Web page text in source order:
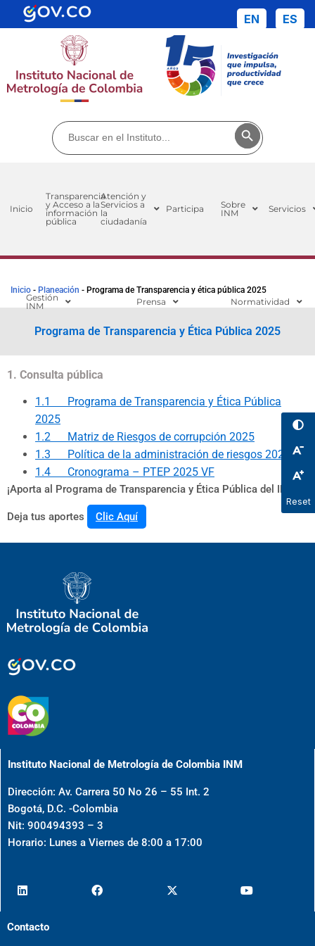
Reset
Buscar: Botón de
Inicio
Transparencia
y Acceso a la
información
pública
Atención y
Servicios a
la
ciudadanía
Participa
Sobre
INM
Servicios
Gestión
INM
Prensa Normatividad
Inicio - Planeación - Programa de Transparencia y ética pública 2025
Programa de Transparencia y Ética Pública 2025
1. Consulta pública
1.1 Programa de Transparencia y Ética Pública
2025
1.2 Matriz de Riesgos de corrupción 2025
1.3 Política de la administración de riesgos 2025
1.4 Cronograma – PTEP 2025 VF
¡Aporta al Programa de Transparencia y Ética Pública del INM
Deja tus aportes Clic Aquí
Instituto Nacional de Metrología de Colombia INM
Dirección: Av. Carrera 50 No 26 – 55 Int. 2
Bogotá, D.C. -Colombia
Nit: 900494393 – 3
Horario: Lunes a Viernes de 8:00 a 17:00
Contacto
EN ES